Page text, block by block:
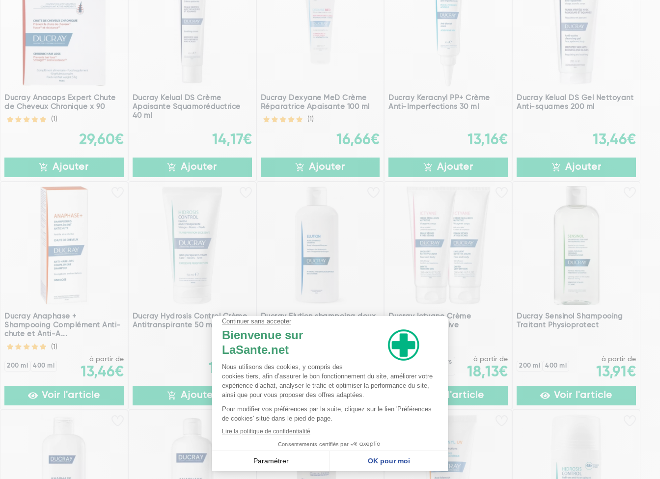
Ducray Anacaps Expert Chute
de Cheveux Chronique x 90
(1)
29,60€
Ajouter
Ducray Kelual DS Crème
Apaisante Squamoréductrice
40 ml
14,17€
Ajouter
Ducray Dexyane MeD Crème
Réparatrice Apaisante 100 ml
(1)
16,66€
Ajouter
Ducray Keracnyl PP+ Crème
Anti-Imperfections 30 ml
13,16€
Ajouter
Ducray Kelual DS Gel Nettoyant
Anti-squames 200 ml
13,46€
Ajouter
Ducray Anaphase +
Shampooing Complément Anti-
chute et Anti-A...
(1)
200 ml 400 ml
à partir de
13,46€
Voir l'article
Ducray Hydrosis Control Crème
Antitranspirante 50 ml
15,46€
Ajouter
Ducray Elution shampoing doux
équilibrant 200 ml
Ajouter
Ducray Ictyane Crème
Emolliente Nutritive
Existe en plusieurs
à partir de
18,13€
Voir l'article
Ducray Sensinol Shampooing
Traitant Physioprotect
200 ml 400 ml
à partir de
13,91€
Voir l'article